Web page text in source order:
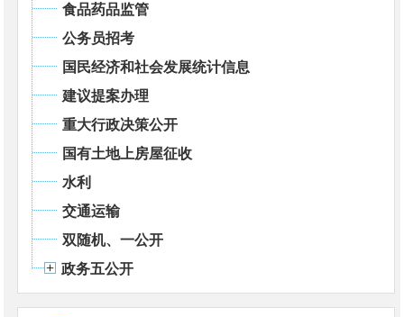
食品药品监管
公务员招考
国民经济和社会发展统计信息
建议提案办理
重大行政决策公开
国有土地上房屋征收
水利
交通运输
双随机、一公开
政务五公开